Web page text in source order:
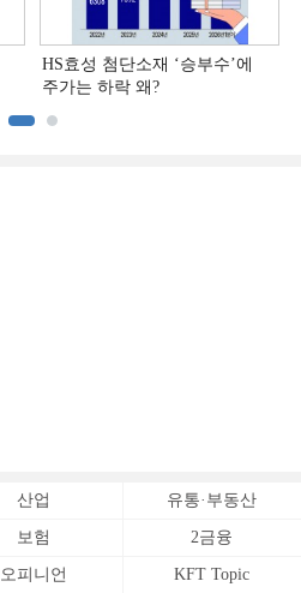
HS효성 첨단소재 ‘승부수’에
주가는 하락 왜?
산업 유통·부동산
보험 2금융
오피니언 KFT Topic